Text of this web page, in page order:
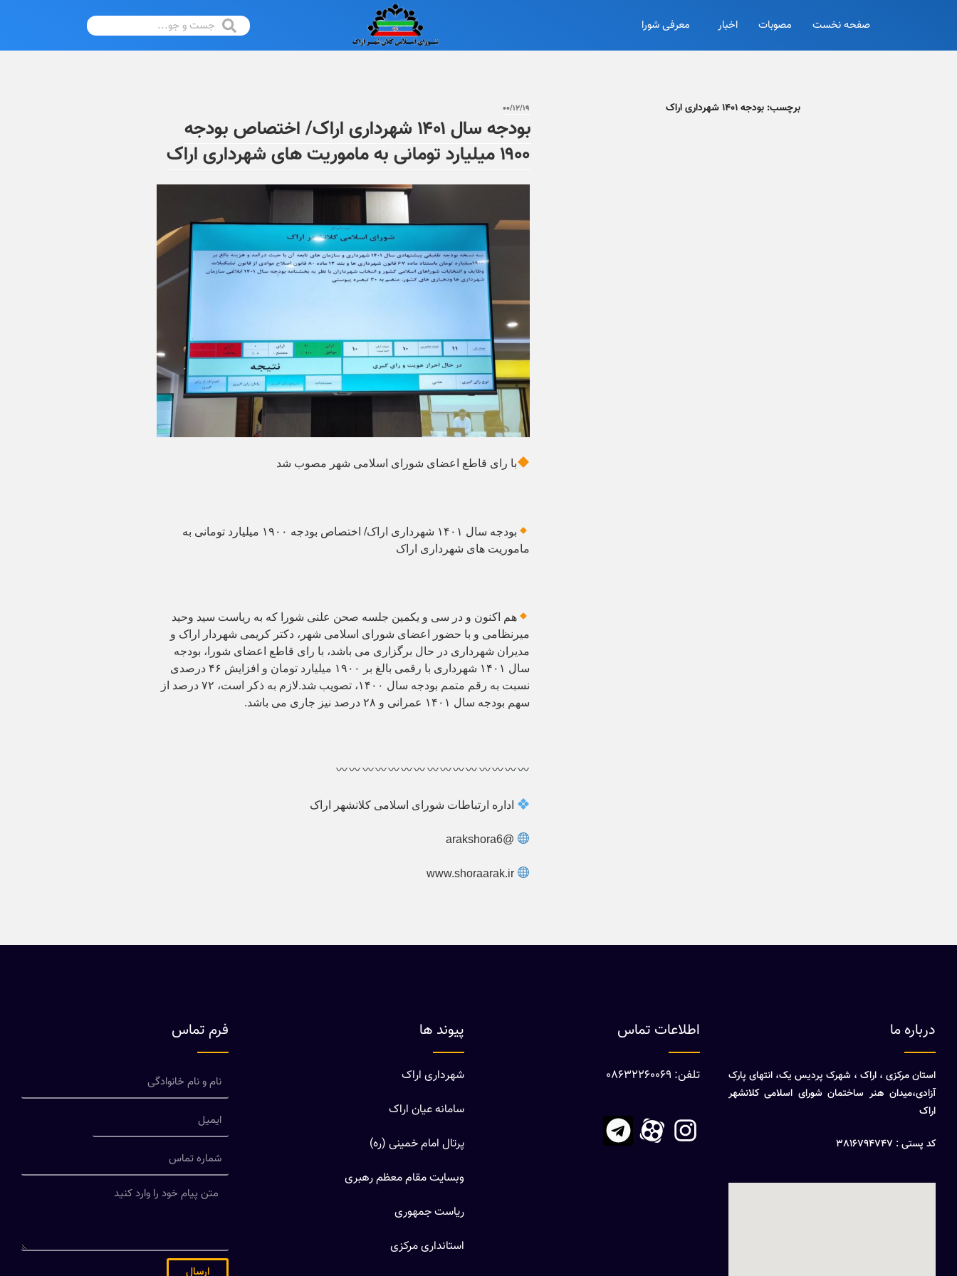
صفحه نخست مصوبات اخبار معرفی شورا
برچسب: بودجه ۱۴۰۱ شهرداری اراک ۰۰/۱۲/۱۹
بودجه سال ۱۴۰۱ شهرداری اراک/ اختصاص بودجه
۱۹۰۰ میلیارد تومانی به ماموریت های شهرداری اراک
با رای قاطع اعضای شورای اسلامی شهر مصوب شد
بودجه سال ۱۴۰۱ شهرداری اراک/ اختصاص بودجه ۱۹۰۰ میلیارد تومانی به
ماموریت های شهرداری اراک
هم اکنون و در سی و یکمین جلسه صحن علنی شورا که به ریاست سید وحید
میرنظامی و با حضور اعضای شورای اسلامی شهر، دکتر کریمی شهردار اراک و
مدیران شهرداری در حال برگزاری می باشد، با رای قاطع اعضای شورا، بودجه
سال ۱۴۰۱ شهرداری با رقمی بالغ بر ۱۹۰۰ میلیارد تومان و افزایش ۴۶ درصدی
نسبت به رقم متمم بودجه سال ۱۴۰۰، تصویب شد.لازم به ذکر است، ۷۲ درصد از
سهم بودجه سال ۱۴۰۱ عمرانی و ۲۸ درصد نیز جاری می باشد.
اداره ارتباطات شورای اسلامی کلانشهر اراک
@arakshora6
درباره ما
استان مرکزی ، اراک ، شهرک پردیس یک، انتهای پارک
آزادی،میدان هنر ساختمان شورای اسلامی کلانشهر
اراک
کد پستی : 3816794747
اطلاعات تماس
تلفن: 08632260069
پیوند ها
شهرداری اراک
سامانه عیان اراک
پرتال امام خمینی (ره)
وبسایت مقام معظم رهبری
ریاست جمهوری
استانداری مرکزی
فرم تماس
ارسال